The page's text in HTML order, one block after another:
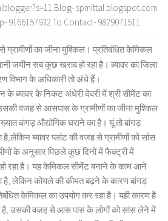
Blog- spmittal.blogspot.com
9166157932 To Contact- 9829071511
ग्रामीणों का जीना मुश्किल। प्रतिबंधित केमिकल
जमीन सब कुछ खराब हो रहा है। ब्यावर का जिला
विभाग के अधिकारी तो अंधे हैं।
के ब्यावर के निकट अंधेरी देवरी में श्री सीमेंट का
वजह से आसपास के ग्रामीणों का जीना मुश्किल
बांगड़ औद्योगिक घराने का है। यूं तो बांगड़
है,लेकिन ब्यावर प्लांट की वजह से ग्रामीणों को सांस
के अनुसार पिछले कुछ दिनों में फैक्ट्री में
रहा है। यह केमिकल सीमेंट बनाने के काम आने
है, लेकिन कोयले की कीमत बढ़ने के कारण बांगड़
केमिकल का उपयोग कर रहा है। यही कारण है
उसकी वजह से आस पास के लोगों को सांस लेने में